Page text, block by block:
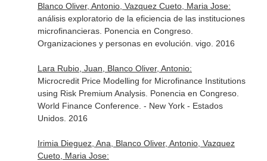
Blanco Oliver, Antonio, Vazquez Cueto, Maria Jose:
análisis exploratorio de la eficiencia de las instituciones
microfinancieras. Ponencia en Congreso.
Organizaciones y personas en evolución. vigo. 2016
Lara Rubio, Juan, Blanco Oliver, Antonio:
Microcredit Price Modelling for Microfinance Institutions
using Risk Premium Analysis. Ponencia en Congreso.
World Finance Conference. - New York - Estados
Unidos. 2016
Irimia Dieguez, Ana, Blanco Oliver, Antonio, Vazquez
Cueto, Maria Jose: